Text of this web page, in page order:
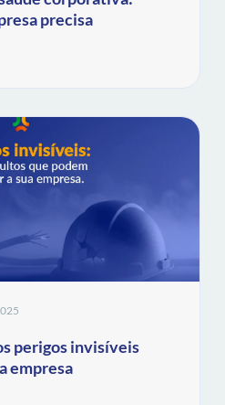
precisa
perigos invisíveis
empresa